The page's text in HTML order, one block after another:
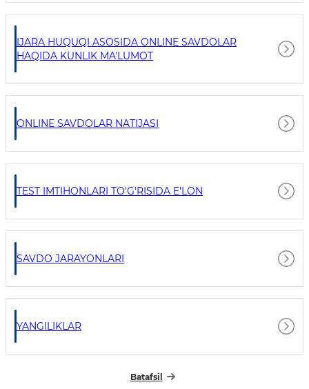
IJARA HUQUQI ASOSIDA ONLINE SAVDOLAR
HAQIDA KUNLIK MA'LUMOT
ONLINE SAVDOLAR NATIJASI
TEST IMTIHONLARI TO'G'RISIDA E'LON
SAVDO JARAYONLARI
YANGILIKLAR
Batafsil